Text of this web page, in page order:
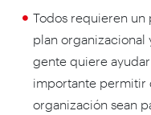
Todos requieren
plan organizacional
gente quiere
importante permitir
organización sean